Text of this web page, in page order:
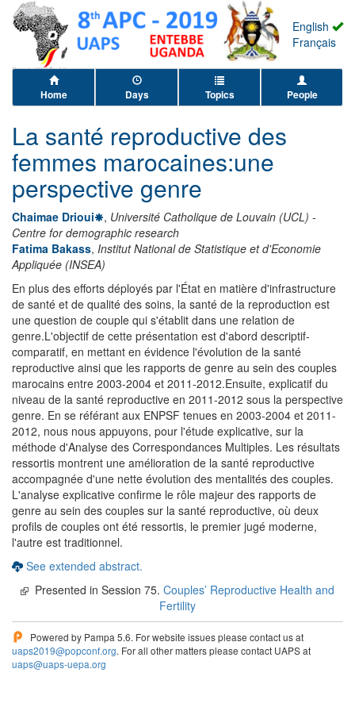
English
Français
Home Days Topics People
La santé reproductive des
femmes marocaines:une
perspective genre
Chaimae Drioui , Université Catholique de Louvain (UCL) -
Centre for demographic research
Fatima Bakass, Institut National de Statistique et d'Economie
Appliquée (INSEA)
En plus des efforts déployés par l'État en matière d'infrastructure
de santé et de qualité des soins, la santé de la reproduction est
une question de couple qui s'établit dans une relation de
genre.L'objectif de cette présentation est d'abord descriptif-
comparatif, en mettant en évidence l'évolution de la santé
reproductive ainsi que les rapports de genre au sein des couples
marocains entre 2003-2004 et 2011-2012.Ensuite, explicatif du
niveau de la santé reproductive en 2011-2012 sous la perspective
genre. En se référant aux ENPSF tenues en 2003-2004 et 2011-
2012, nous nous appuyons, pour l'étude explicative, sur la
méthode d'Analyse des Correspondances Multiples. Les résultats
ressortis montrent une amélioration de la santé reproductive
accompagnée d'une nette évolution des mentalités des couples.
L'analyse explicative confirme le rôle majeur des rapports de
genre au sein des couples sur la santé reproductive, où deux
profils de couples ont été ressortis, le premier jugé moderne,
l'autre est traditionnel.
See extended abstract.
Presented in Session 75. Couples’ Reproductive Health and
Fertility
Powered by Pampa 5.6. For website issues please contact us at
uaps2019@popconf.org. For all other matters please contact UAPS at
uaps@uaps-uepa.org